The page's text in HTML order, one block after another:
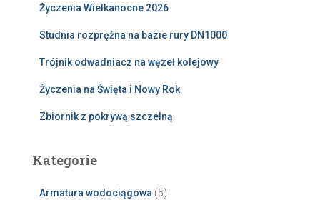
Życzenia Wielkanocne 2026
Studnia rozprężna na bazie rury DN1000
Trójnik odwadniacz na węzeł kolejowy
Życzenia na Święta i Nowy Rok
Zbiornik z pokrywą szczelną
Kategorie
Armatura wodociągowa (5)